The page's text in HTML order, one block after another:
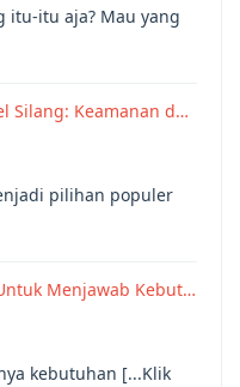
itu-itu aja? Mau yang
Silang: Keamanan d…
pilihan populer
Menjawab Kebut…
kebutuhan [...Klik